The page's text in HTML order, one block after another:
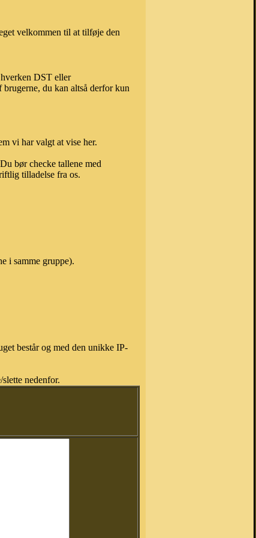
velkommen til at tilføje den
DST eller
du kan altså derfor kun
vi har valgt at vise her.
bør checke tallene med
tilladelse fra os.
i samme gruppe).
består og med den unikke IP-
nedenfor.